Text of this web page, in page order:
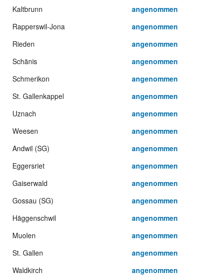
Kaltbrunn
angenommen
Rapperswil-Jona
angenommen
Rieden
angenommen
Schänis
angenommen
Schmerikon
angenommen
St. Gallenkappel
angenommen
Uznach
angenommen
Weesen
angenommen
Andwil (SG)
angenommen
Eggersriet
angenommen
Gaiserwald
angenommen
Gossau (SG)
angenommen
Häggenschwil
angenommen
Muolen
angenommen
St. Gallen
angenommen
Waldkirch
angenommen